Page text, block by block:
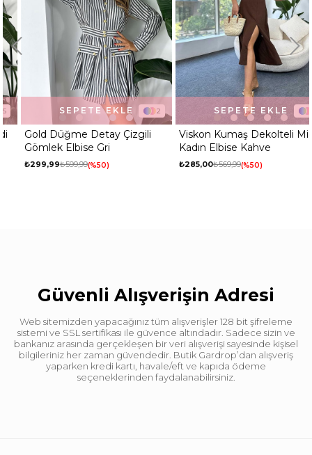
Gold Düğme Detay Çizgili
Gömlek Elbise Gri
₺299,99₺599,99 %50
SEPETE EKLE
Viskon Kumaş Dekolteli Midi
Kadın Elbise Kahve
₺285,00₺569,99 %50
SEPETE EKLE
Güvenli Alışverişin Adresi
Web sitemizden yapacağınız tüm alışverişler 128 bit şifreleme
sistemi ve SSL sertifikası ile güvence altındadır. Sadece sizin ve
bankanız arasında gerçekleşen bir veri alışverişi sayesinde kişisel
bilgileriniz her zaman güvendedir. Butik Gardrop’dan alışveriş
yaparken kredi kartı, havale/eft ve kapıda ödeme
seçeneklerinden faydalanabilirsiniz.